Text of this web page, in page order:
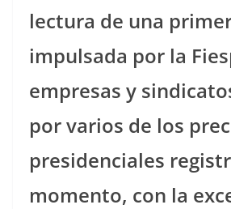
lectura de una
impulsada por la
empresas y
por varios de los
presidenciales
momento, con la